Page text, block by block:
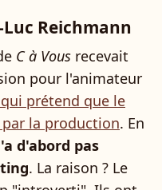
Reichmann
C à Vous recevait
pour l'animateur
prétend que le
la production. En
d'abord pas
. La raison ? Le